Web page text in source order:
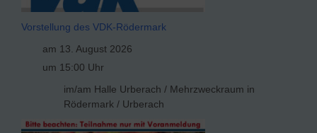
Vorstellung des VDK-Rödermark
am 13. August 2026
um 15:00 Uhr
im/am Halle Urberach / Mehrzweckraum in
Rödermark / Urberach